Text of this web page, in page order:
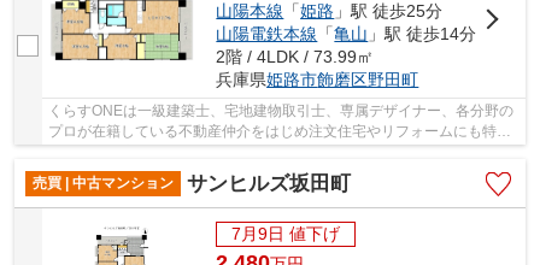
山陽本線 「姫路 」駅 徒歩25分
山陽電鉄本線 「亀山 」駅 徒歩14分
2階 / 4LDK / 73.99㎡
兵庫県姫路市飾磨区野田町
くらすONEは一級建築士、宅地建物取引士、専属デザイナー、各分野の
プロが在籍している不動産仲介をはじめ注文住宅やリフォームにも特化
売買 | 中古マンション
サンヒルズ坂田町
7月9日 値下げ